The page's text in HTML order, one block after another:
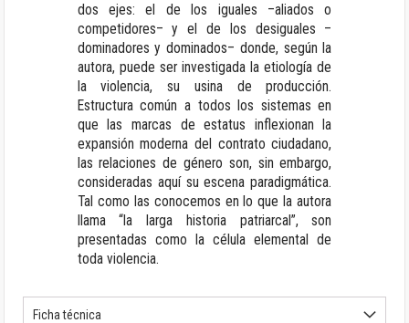
dos ejes: el de los iguales –aliados o
competidores– y el de los desiguales –
dominadores y dominados– donde, según la
autora, puede ser investigada la etiología de
la violencia, su usina de producción.
Estructura común a todos los sistemas en
que las marcas de estatus inflexionan la
expansión moderna del contrato ciudadano,
las relaciones de género son, sin embargo,
consideradas aquí su escena paradigmática.
Tal como las conocemos en lo que la autora
llama “la larga historia patriarcal”, son
presentadas como la célula elemental de
toda violencia.
Ficha técnica